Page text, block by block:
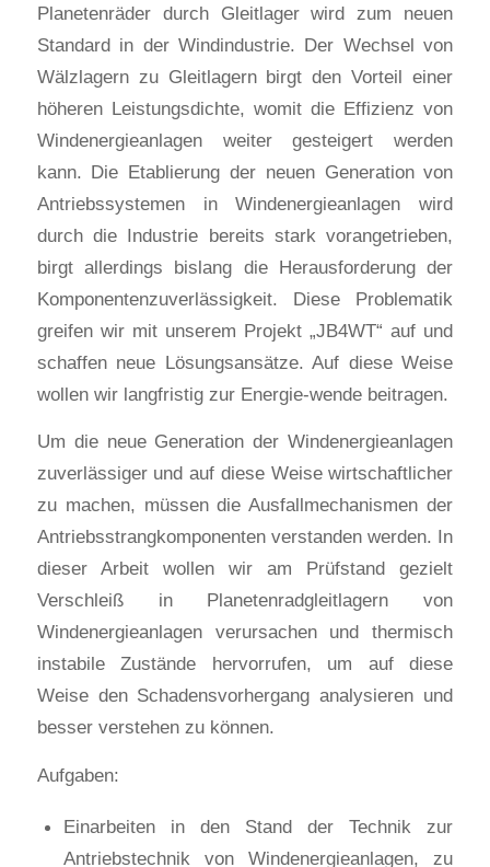
Planetenräder durch Gleitlager wird zum neuen
Standard in der Windindustrie. Der Wechsel von
Wälzlagern zu Gleitlagern birgt den Vorteil einer
höheren Leistungsdichte, womit die Effizienz von
Windenergieanlagen weiter gesteigert werden
kann. Die Etablierung der neuen Generation von
Antriebssystemen in Windenergieanlagen wird
durch die Industrie bereits stark vorangetrieben,
birgt allerdings bislang die Herausforderung der
Komponentenzuverlässigkeit. Diese Problematik
greifen wir mit unserem Projekt „JB4WT“ auf und
schaffen neue Lösungsansätze. Auf diese Weise
wollen wir langfristig zur Energie-wende beitragen.
Um die neue Generation der Windenergieanlagen
zuverlässiger und auf diese Weise wirtschaftlicher
zu machen, müssen die Ausfallmechanismen der
Antriebsstrangkomponenten verstanden werden. In
dieser Arbeit wollen wir am Prüfstand gezielt
Verschleiß in Planetenradgleitlagern von
Windenergieanlagen verursachen und thermisch
instabile Zustände hervorrufen, um auf diese
Weise den Schadensvorhergang analysieren und
besser verstehen zu können.
Aufgaben:
Einarbeiten in den Stand der Technik zur
Antriebstechnik von Windenergieanlagen, zu